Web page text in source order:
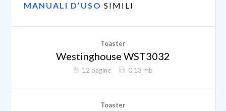
MANUALI D’USO SIMILI
Toaster
Westinghouse WST3032
12 pagine 0.13 mb
Toaster